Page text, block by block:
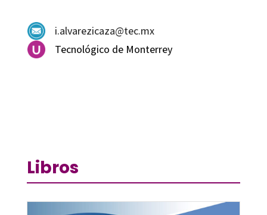
i.alvarezicaza@tec.mx
Tecnológico de Monterrey
Libros